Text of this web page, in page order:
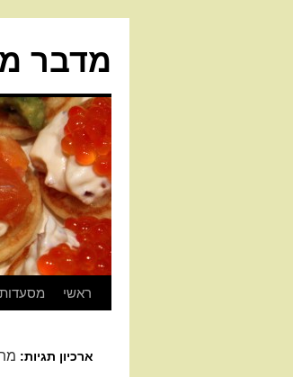
מדבר
ראשי מסעדות
ארכיון תגיות: